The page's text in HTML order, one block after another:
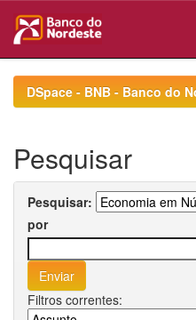
navigationDSpace - BNB - Banco do
Pesquisar
Pesquisar:
por
Filtros correntes: